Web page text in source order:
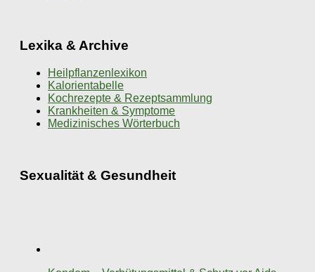
Lexika & Archive
Heilpflanzenlexikon
Kalorientabelle
Kochrezepte & Rezeptsammlung
Krankheiten & Symptome
Medizinisches Wörterbuch
Sexualität & Gesundheit